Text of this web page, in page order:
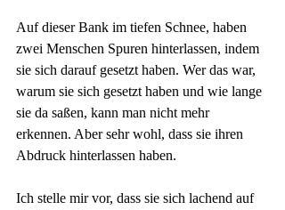
Auf dieser Bank im tiefen Schnee, haben
zwei Menschen Spuren hinterlassen, indem
sie sich darauf gesetzt haben. Wer das war,
warum sie sich gesetzt haben und wie lange
sie da saßen, kann man nicht mehr
erkennen. Aber sehr wohl, dass sie ihren
Abdruck hinterlassen haben.
Ich stelle mir vor, dass sie sich lachend auf